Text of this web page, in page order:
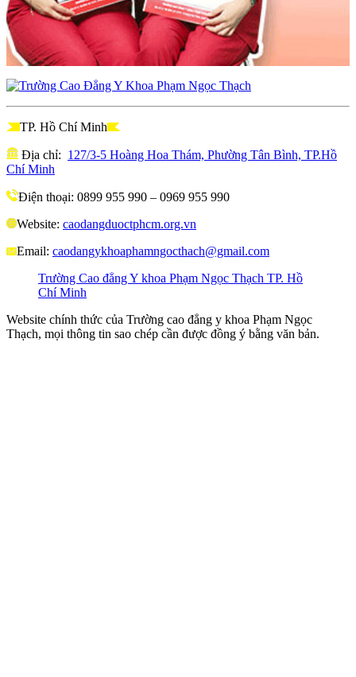
TP. Hồ Chí Minh
Địa chỉ: 127/3-5 Hoàng Hoa Thám, Phường Tân Bình, TP.Hồ
Chí Minh
Điện thoại: 0899 955 990 – 0969 955 990
Website: caodangduoctphcm.org.vn
Email: caodangykhoaphamngocthach@gmail.com
Trường Cao đẳng Y khoa Phạm Ngọc Thạch TP. Hồ
Chí Minh
Website chính thức của Trường cao đẳng y khoa Phạm Ngọc
Thạch, mọi thông tin sao chép cần được đồng ý bằng văn bản.